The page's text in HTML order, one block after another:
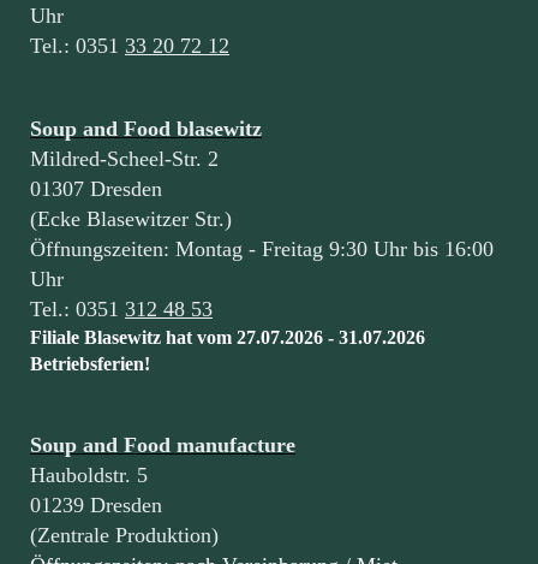
Uhr
Tel.: 0351 33 20 72 12
Soup and Food blasewitz
Mildred-Scheel-Str. 2
01307 Dresden
(Ecke Blasewitzer Str.)
Öffnungszeiten: Montag - Freitag 9:30 Uhr bis 16:00
Uhr
Tel.: 0351 312 48 53
Filiale Blasewitz hat vom 27.07.2026 - 31.07.2026
Betriebsferien!
Soup and Food manufacture
Hauboldstr. 5
01239 Dresden
(Zentrale Produktion)